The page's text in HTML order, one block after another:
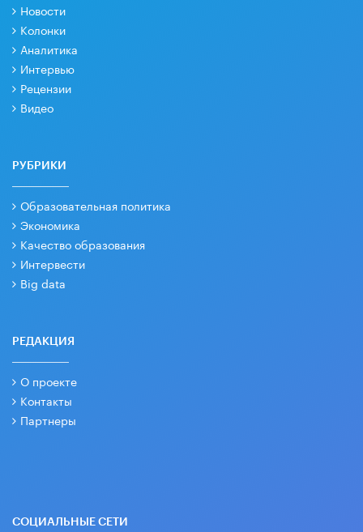
Новости
Колонки
Аналитика
Интервью
Рецензии
Видео
РУБРИКИ
Образовательная политика
Экономика
Качество образования
Интервести
Big data
РЕДАКЦИЯ
О проекте
Контакты
Партнеры
СОЦИАЛЬНЫЕ СЕТИ